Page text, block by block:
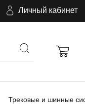
Личный кабинет
Трековые и шинные